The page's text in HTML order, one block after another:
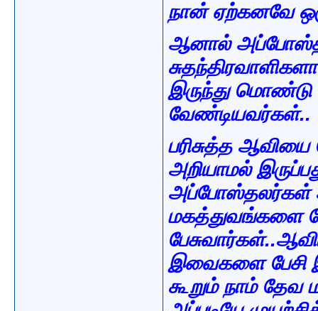
நான் ஏற்கனவே
ஆனால் அப்போஸ்தல
இருந்து
வேண்டியவர்கள்..
பரிசுத்த
அறியாமல்
அப்போஸ்தலர்கள்
மகத்துவங்களை
இவைகளை பேசி
கூறும் நாம் தேவ